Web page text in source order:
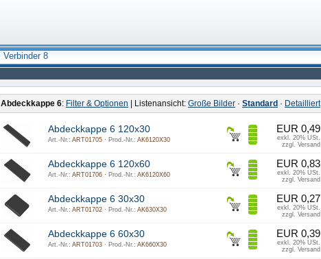
Abdeckkappe 6: Filter & Optionen | Listenansicht: Große Bilder · Standard · Detailliert
Abdeckkappe 6 120x30
Art.-Nr.: ART01705 · Prod.-Nr.: AK6120X30
EUR 0,49
exkl. 20% USt.
zzgl. Versand
Abdeckkappe 6 120x60
Art.-Nr.: ART01706 · Prod.-Nr.: AK6120X60
EUR 0,83
exkl. 20% USt.
zzgl. Versand
Abdeckkappe 6 30x30
Art.-Nr.: ART01702 · Prod.-Nr.: AK630X30
EUR 0,27
exkl. 20% USt.
zzgl. Versand
Abdeckkappe 6 60x30
Art.-Nr.: ART01703 · Prod.-Nr.: AK660X30
EUR 0,39
exkl. 20% USt.
zzgl. Versand